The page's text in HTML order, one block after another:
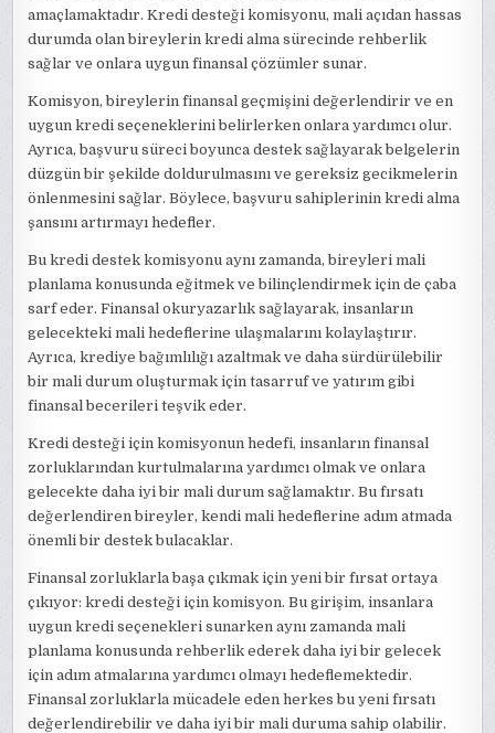
amaçlamaktadır. Kredi desteği komisyonu, mali açıdan hassas
durumda olan bireylerin kredi alma sürecinde rehberlik
sağlar ve onlara uygun finansal çözümler sunar.
Komisyon, bireylerin finansal geçmişini değerlendirir ve en
uygun kredi seçeneklerini belirlerken onlara yardımcı olur.
Ayrıca, başvuru süreci boyunca destek sağlayarak belgelerin
düzgün bir şekilde doldurulmasını ve gereksiz gecikmelerin
önlenmesini sağlar. Böylece, başvuru sahiplerinin kredi alma
şansını artırmayı hedefler.
Bu kredi destek komisyonu aynı zamanda, bireyleri mali
planlama konusunda eğitmek ve bilinçlendirmek için de çaba
sarf eder. Finansal okuryazarlık sağlayarak, insanların
gelecekteki mali hedeflerine ulaşmalarını kolaylaştırır.
Ayrıca, krediye bağımlılığı azaltmak ve daha sürdürülebilir
bir mali durum oluşturmak için tasarruf ve yatırım gibi
finansal becerileri teşvik eder.
Kredi desteği için komisyonun hedefi, insanların finansal
zorluklarından kurtulmalarına yardımcı olmak ve onlara
gelecekte daha iyi bir mali durum sağlamaktır. Bu fırsatı
değerlendiren bireyler, kendi mali hedeflerine adım atmada
önemli bir destek bulacaklar.
Finansal zorluklarla başa çıkmak için yeni bir fırsat ortaya
çıkıyor: kredi desteği için komisyon. Bu girişim, insanlara
uygun kredi seçenekleri sunarken aynı zamanda mali
planlama konusunda rehberlik ederek daha iyi bir gelecek
için adım atmalarına yardımcı olmayı hedeflemektedir.
Finansal zorluklarla mücadele eden herkes bu yeni fırsatı
değerlendirebilir ve daha iyi bir mali duruma sahip olabilir.